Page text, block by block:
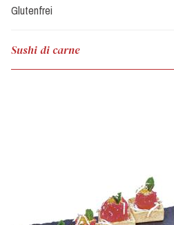
Glutenfrei
Sushi di carne